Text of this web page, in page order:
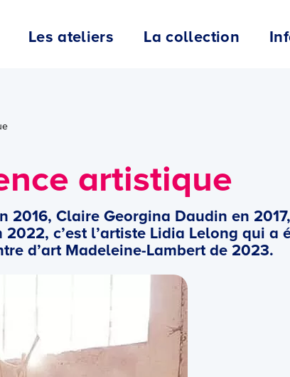
Les ateliers La collection
artistique
2016, Claire Georgina Daudin en 2017,
c’est l’artiste Lidia Lelong qui a
d’art Madeleine-Lambert de 2023.